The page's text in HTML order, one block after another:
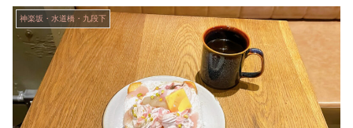
神楽坂・水道橋・九段下